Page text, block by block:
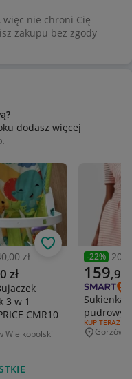
nie chroni Cię
zakupu bez zgody
dodasz więcej
cena
zł
zł
3 w 1
CMR10
Wielkopolski
Obserwuj
-22%
Aktualna
159,90
Sukienka
pudrowy
RODZAJ
KUP TERAZ
Gorzów